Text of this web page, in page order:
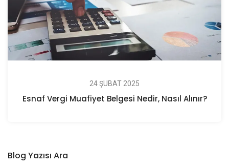
24 ŞUBAT 2025
Esnaf Vergi Muafiyet Belgesi Nedir, Nasıl Alınır?
Blog Yazısı Ara